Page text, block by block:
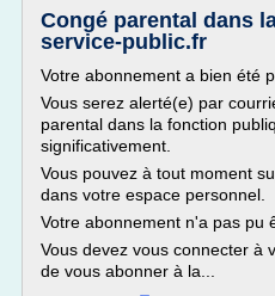
Congé parental dans
service-public.fr
Votre abonnement a bien été
Vous serez alerté(e) par
parental dans la fonction
significativement.
Vous pouvez à tout moment
dans votre espace personnel.
Votre abonnement n'a pas pu
Vous devez vous connecter à
de vous abonner à la...